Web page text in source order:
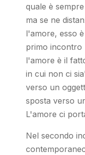
quale è
ma se ne
l'amore, esso
primo incontro
l'amore è il
in cui non ci sia
verso un
sposta verso
L'amore ci
Nel secondo